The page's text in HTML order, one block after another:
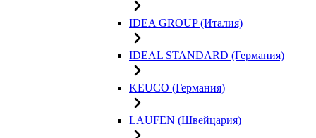
IDEA GROUP (Италия)
IDEAL STANDARD (Германия)
KEUCO (Германия)
LAUFEN (Швейцария)